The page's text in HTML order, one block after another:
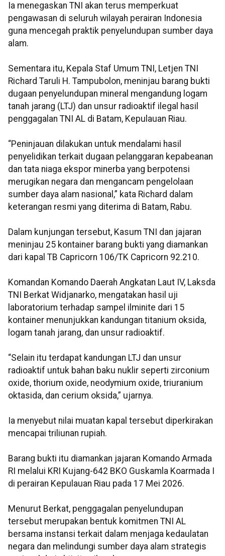
Ia menegaskan TNI akan terus memperkuat
pengawasan di seluruh wilayah perairan Indonesia
guna mencegah praktik penyelundupan sumber daya
alam.
Sementara itu, Kepala Staf Umum TNI, Letjen TNI
Richard Taruli H. Tampubolon, meninjau barang bukti
dugaan penyelundupan mineral mengandung logam
tanah jarang (LTJ) dan unsur radioaktif ilegal hasil
penggagalan TNI AL di Batam, Kepulauan Riau.
“Peninjauan dilakukan untuk mendalami hasil
penyelidikan terkait dugaan pelanggaran kepabeanan
dan tata niaga ekspor minerba yang berpotensi
merugikan negara dan mengancam pengelolaan
sumber daya alam nasional,” kata Richard dalam
keterangan resmi yang diterima di Batam, Rabu.
Dalam kunjungan tersebut, Kasum TNI dan jajaran
meninjau 25 kontainer barang bukti yang diamankan
dari kapal TB Capricorn 106/TK Capricorn 92.210.
Komandan Komando Daerah Angkatan Laut IV, Laksda
TNI Berkat Widjanarko, mengatakan hasil uji
laboratorium terhadap sampel ilminite dari 15
kontainer menunjukkan kandungan titanium oksida,
logam tanah jarang, dan unsur radioaktif.
“Selain itu terdapat kandungan LTJ dan unsur
radioaktif untuk bahan baku nuklir seperti zirconium
oxide, thorium oxide, neodymium oxide, triuranium
oktasida, dan cerium oksida,” ujarnya.
Ia menyebut nilai muatan kapal tersebut diperkirakan
mencapai triliunan rupiah.
Barang bukti itu diamankan jajaran Komando Armada
RI melalui KRI Kujang-642 BKO Guskamla Koarmada I
di perairan Kepulauan Riau pada 17 Mei 2026.
Menurut Berkat, penggagalan penyelundupan
tersebut merupakan bentuk komitmen TNI AL
bersama instansi terkait dalam menjaga kedaulatan
negara dan melindungi sumber daya alam strategis